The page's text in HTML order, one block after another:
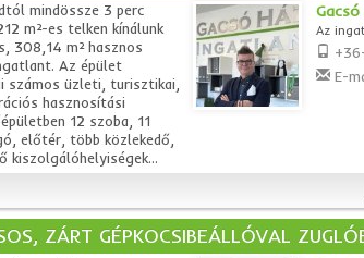
mindössze 3 perc
m²-es telken kínálunk
308,14 m² hasznos
Az épület
számos üzleti, turisztikai,
hasznosítási
12 szoba, 11
előtér, több közlekedő,
kiszolgálóhelyiségek...
Az
E-
ZÁRT GÉPKOCSIBEÁLLÓVAL